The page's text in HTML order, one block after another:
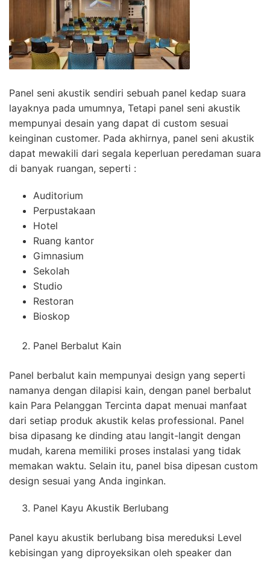
Panel seni akustik sendiri sebuah panel kedap suara
layaknya pada umumnya, Tetapi panel seni akustik
mempunyai desain yang dapat di custom sesuai
keinginan customer. Pada akhirnya, panel seni akustik
dapat mewakili dari segala keperluan peredaman suara
di banyak ruangan, seperti :
Auditorium
Perpustakaan
Hotel
Ruang kantor
Gimnasium
Sekolah
Studio
Restoran
Bioskop
Panel Berbalut Kain
Panel berbalut kain mempunyai design yang seperti
namanya dengan dilapisi kain, dengan panel berbalut
kain Para Pelanggan Tercinta dapat menuai manfaat
dari setiap produk akustik kelas professional. Panel
bisa dipasang ke dinding atau langit-langit dengan
mudah, karena memiliki proses instalasi yang tidak
memakan waktu. Selain itu, panel bisa dipesan custom
design sesuai yang Anda inginkan.
Panel Kayu Akustik Berlubang
Panel kayu akustik berlubang bisa mereduksi Level
kebisingan yang diproyeksikan oleh speaker dan